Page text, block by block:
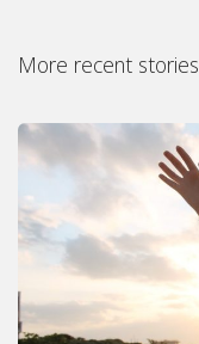
More recent stories